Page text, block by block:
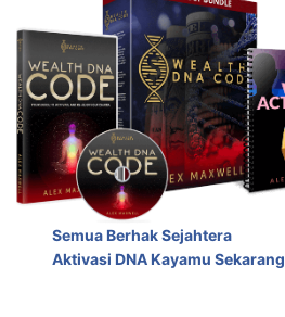
Semua Berhak Sejahtera
Aktivasi DNA Kayamu Sekarang